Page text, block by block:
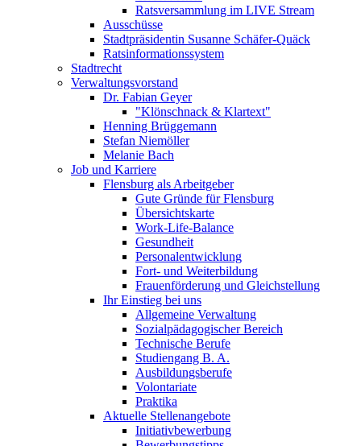
Ratsversammlung im LIVE Stream
Ausschüsse
Stadtpräsidentin Susanne Schäfer-Quäck
Ratsinformationssystem
Stadtrecht
Verwaltungsvorstand
Dr. Fabian Geyer
"Klönschnack & Klartext"
Henning Brüggemann
Stefan Niemöller
Melanie Bach
Job und Karriere
Flensburg als Arbeitgeber
Gute Gründe für Flensburg
Übersichtskarte
Work-Life-Balance
Gesundheit
Personalentwicklung
Fort- und Weiterbildung
Frauenförderung und Gleichstellung
Ihr Einstieg bei uns
Allgemeine Verwaltung
Sozialpädagogischer Bereich
Technische Berufe
Studiengang B. A.
Ausbildungsberufe
Volontariate
Praktika
Aktuelle Stellenangebote
Initiativbewerbung